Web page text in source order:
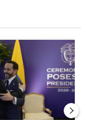
gobernadores
de tendencia con